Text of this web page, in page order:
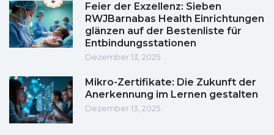
Feier der Exzellenz: Sieben
RWJBarnabas Health Einrichtungen
glänzen auf der Bestenliste für
Entbindungsstationen
Dezember 13, 2025
Mikro-Zertifikate: Die Zukunft der
Anerkennung im Lernen gestalten
Dezember 13, 2025